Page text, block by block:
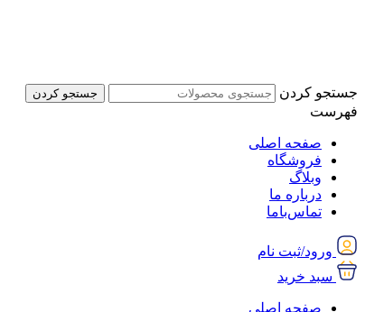
جستجو کردن جستجو کردن
فهرست
صفحه اصلی
فروشگاه
وبلاگ
درباره ما
تماس‌با‌ما
ورود/ثبت نام
سبد خرید
صفحه اصلی